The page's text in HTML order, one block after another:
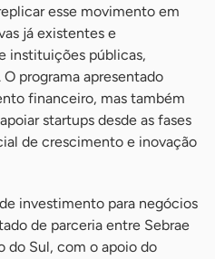
esse movimento em
já existentes e
instituições públicas,
programa apresentado
financeiro, mas também
startups desde as fases
de crescimento e inovação
investimento para negócios
de parceria entre Sebrae
do Sul, com o apoio do